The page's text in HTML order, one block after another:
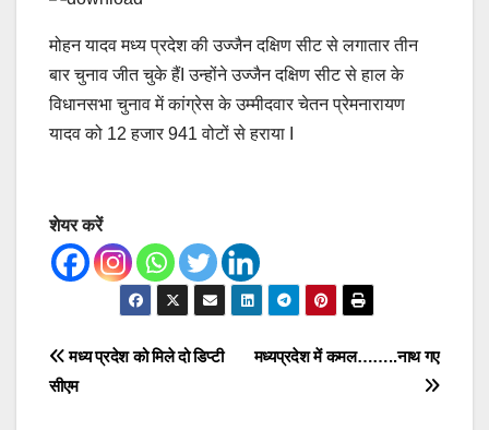
मोहन यादव मध्य प्रदेश की उज्जैन दक्षिण सीट से लगातार तीन
बार चुनाव जीत चुके हैंI उन्होंने उज्जैन दक्षिण सीट से हाल के
विधानसभा चुनाव में कांग्रेस के उम्मीदवार चेतन प्रेमनारायण
यादव को 12 हजार 941 वोटों से हराया I
शेयर करें
Post
navigation
मध्यप्रदेश में कमल……..नाथ गए
मध्य प्रदेश को मिले दो डिप्टी
सीएम